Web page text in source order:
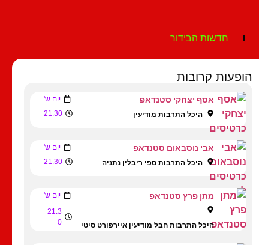
חדשות הבידור
הופעות קרובות
אסף יצחקי סטנדאפ יום ש'
היכל התרבות מודיעין 21:30
אבי נוסבאום סטנדאפ יום ש'
היכל התרבות ספי ריבלין נתניה 21:30
מתן פרץ סטנדאפ יום ש'
היכל התרבות חבל מודיעין איירפורט סיטי
21:3
0